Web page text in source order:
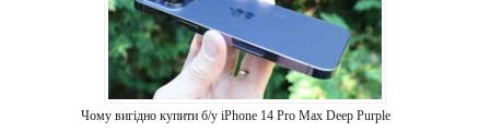
Чому вигідно купити б/у iPhone 14 Pro Max Deep Purple